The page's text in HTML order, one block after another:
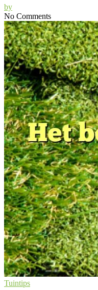
by
No Comments
Tuintips